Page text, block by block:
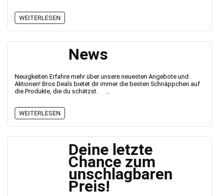
WEITERLESEN
News
Neuigkeiten Erfahre mehr über unsere neuesten Angebote und
Aktionen! Bros.Deals bietet dir immer die besten Schnäppchen auf
die Produkte, die du schätzst. ...
WEITERLESEN
Deine letzte
Chance zum
unschlagbaren
Preis!